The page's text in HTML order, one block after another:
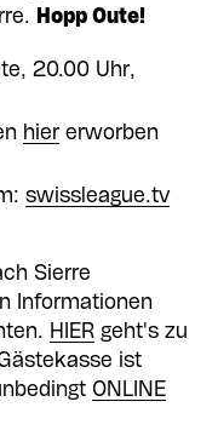
Hopp Oute!
20.00 Uhr,
hiererworben
swissleague.tv
Sierre
Informationen
HIER geht's zu
ist
ONLINE